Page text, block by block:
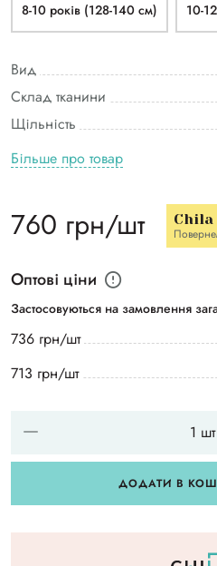
8-10 років (128-140 см) 10-
Вид
Склад тканини
Щільність
Більше про товар
760 грн/шт Chila
Оптові ціни
Застосовуються на замовлення
736 грн/шт
713 грн/шт
ДОДАТИ В